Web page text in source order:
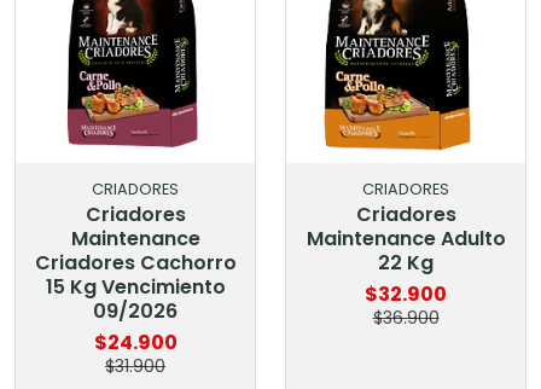
CRIADORES
Criadores
Maintenance
Criadores Cachorro
15 Kg Vencimiento
09/2026
$24.900
$31.900
CRIADORES
Criadores
Maintenance Adulto
22 Kg
$32.900
$36.900